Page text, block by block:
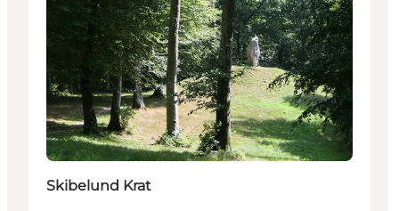
Skibelund Krat